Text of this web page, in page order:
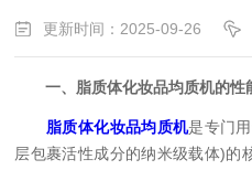
更新时间：2025-09-26
​一、脂质体化妆品均质机的性
脂质体化妆品均质机是专门
层包裹活性成分的纳米级载体)的